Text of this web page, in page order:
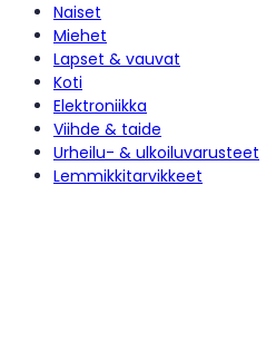
Naiset
Miehet
Lapset & vauvat
Koti
Elektroniikka
Viihde & taide
Urheilu- & ulkoiluvarusteet
Lemmikkitarvikkeet